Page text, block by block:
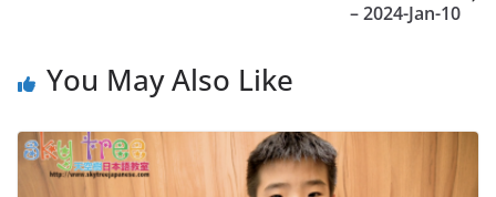
– 2024-Jan-10
You May Also Like